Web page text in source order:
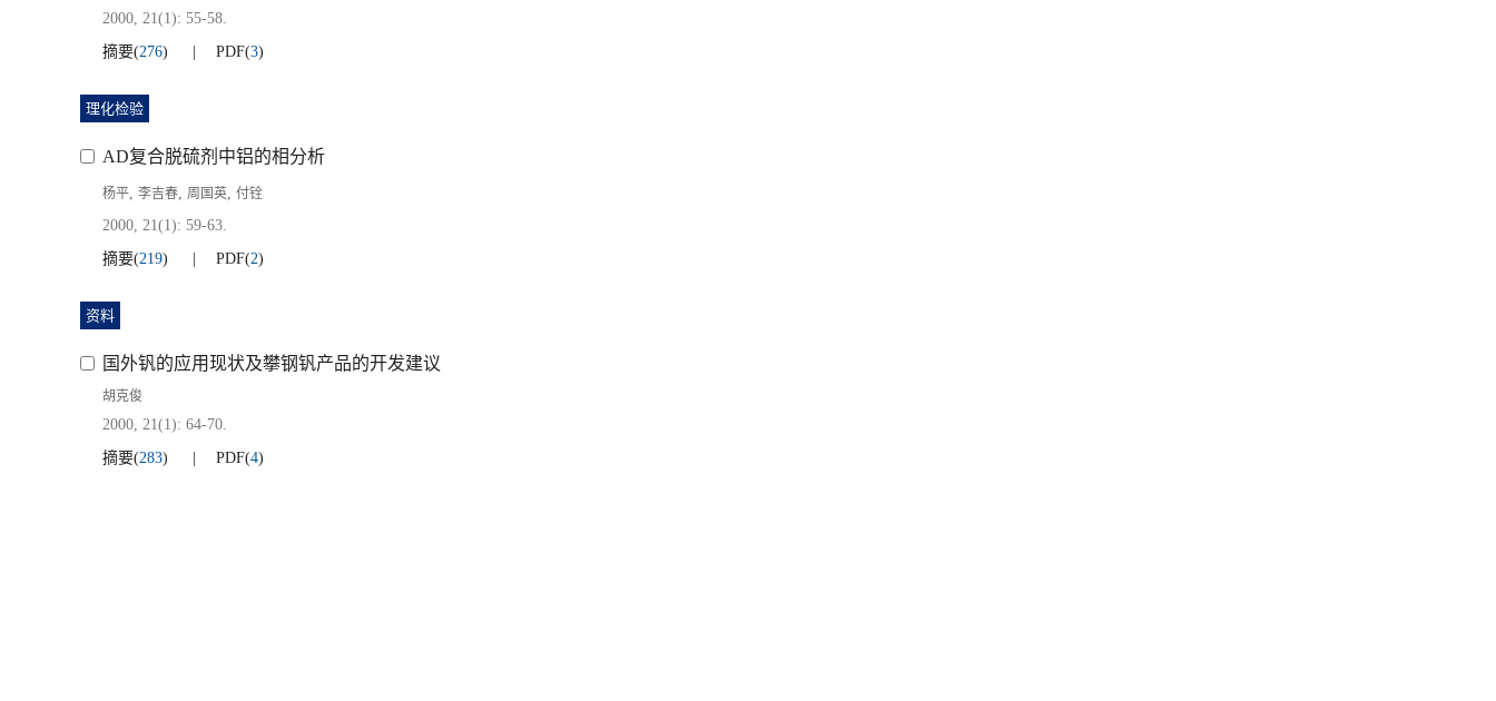
2000, 21(1): 55-58.
摘要(276) PDF(3)
理化检验
AD复合脱硫剂中铝的相分析
杨平, 李吉春, 周国英, 付铨
2000, 21(1): 59-63.
摘要(219) PDF(2)
资料
国外钒的应用现状及攀钢钒产品的开发建议
胡克俊
2000, 21(1): 64-70.
摘要(283) PDF(4)